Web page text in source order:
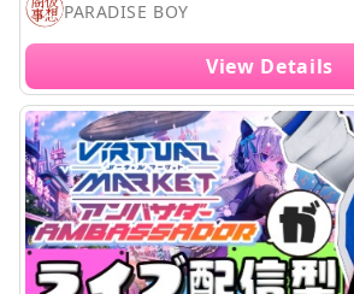
PARADISE BOY
View Details